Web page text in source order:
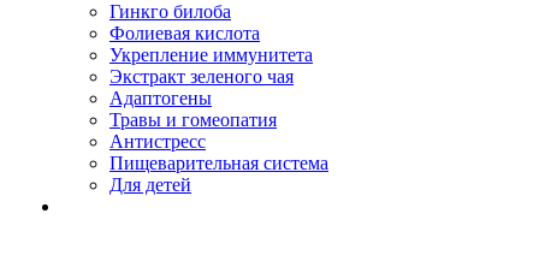
Гинкго билоба
Фолиевая кислота
Укрепление иммунитета
Экстракт зеленого чая
Адаптогены
Травы и гомеопатия
Антистресс
Пищеварительная система
Для детей